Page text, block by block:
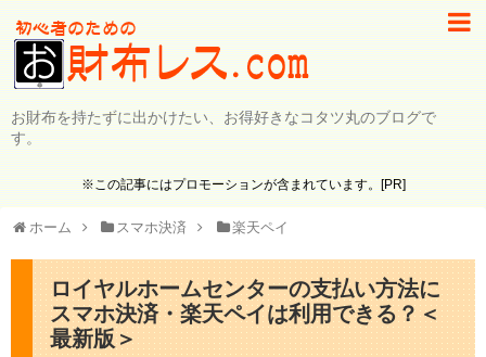
お財布を持たずに出かけたい、お得好きなコタツ丸のブログで
す。
※この記事にはプロモーションが含まれています。[PR]
ホーム スマホ決済 楽天ペイ
ロイヤルホームセンターの支払い方法に
スマホ決済・楽天ペイは利用できる？＜
最新版＞